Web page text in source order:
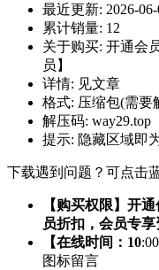
最近更新: 2026-
累计销量: 12
关于购买: 开通会
员】
详情: 见文章
格式: 压缩包(需要
解压码: way29.top
提示: 隐藏区域即
下载遇到问题？可点击
【购买权限】开
员折扣，会员专
【在线时间：10
图标留言